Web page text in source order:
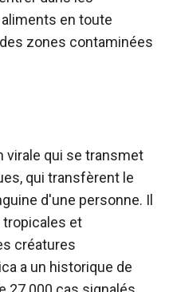
en toute
zones contaminées
virale qui se transmet
qui transfèrent le
d'une personne. Il
et
créatures
a un historique de